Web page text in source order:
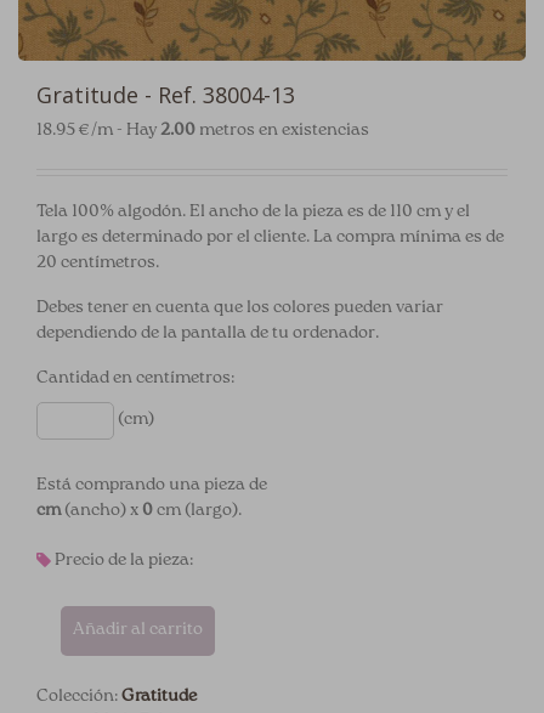
Gratitude - Ref. 38004-13
18.95 €/m - Hay2.00 metros en existencias
Tela 100% algodón. El ancho de la pieza es de 110 cm y el
largo es determinado por el cliente. La compra mínima es de
20 centímetros.
Debes tener en cuenta que los colores pueden variar
dependiendo de la pantalla de tu ordenador.
Cantidad en centímetros:
(cm)
Está comprando una pieza de
cm(ancho) x 0cm (largo).
Precio de la pieza:
Añadir al carrito
Colección:Gratitude